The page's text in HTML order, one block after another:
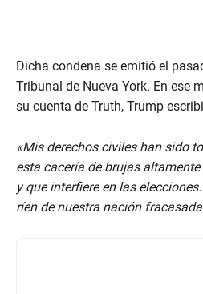
Dicha condena se emitió el
Tribunal de Nueva York. En ese
su cuenta de Truth, Trump
«Mis derechos civiles han sido
esta cacería de brujas
y que interfiere en las
ríen de nuestra nación